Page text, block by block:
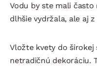
Vodu by ste mali
dlhšie vydržala, ale aj
Vložte kvety do širokej
netradičnú dekoráciu.